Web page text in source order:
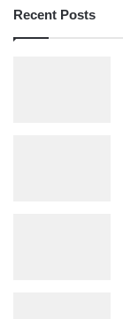
Recent Posts